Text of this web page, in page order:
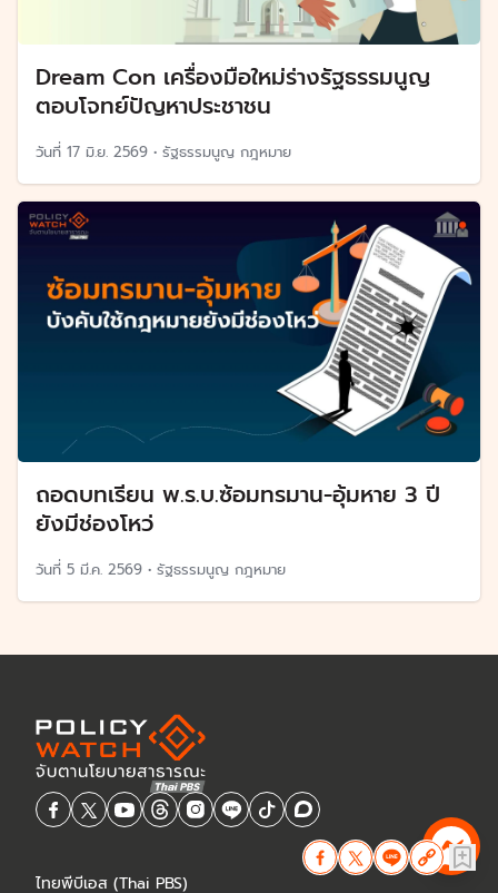
Dream Con เครื่องมือใหม่ร่างรัฐธรรมนูญ
ตอบโจทย์ปัญหาประชาชน
วันที่ 17 มิ.ย. 2569 • รัฐธรรมนูญ กฎหมาย
ถอดบทเรียน พ.ร.บ.ซ้อมทรมาน-อุ้มหาย 3 ปี
ยังมีช่องโหว่
วันที่ 5 มี.ค. 2569 • รัฐธรรมนูญ กฎหมาย
ไทยพีบีเอส (Thai PBS)